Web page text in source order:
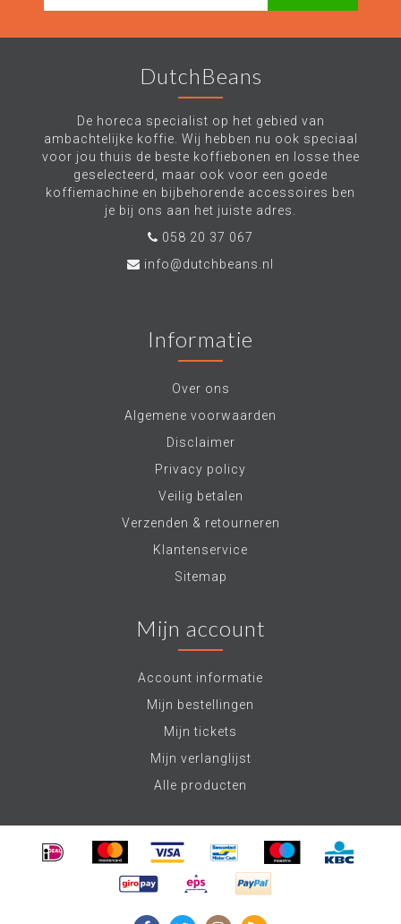
DutchBeans
De horeca specialist op het gebied van
ambachtelijke koffie. Wij hebben nu ook speciaal
voor jou thuis de beste koffiebonen en losse thee
geselecteerd, maar ook voor een goede
koffiemachine en bijbehorende accessoires ben
je bij ons aan het juiste adres.
058 20 37 067
info@dutchbeans.nl
Informatie
Over ons
Algemene voorwaarden
Disclaimer
Privacy policy
Veilig betalen
Verzenden & retourneren
Klantenservice
Sitemap
Mijn account
Account informatie
Mijn bestellingen
Mijn tickets
Mijn verlanglijst
Alle producten